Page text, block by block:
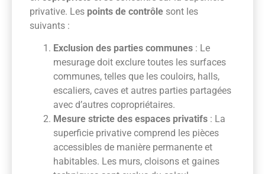
privative. Les points de contrôle sont les
suivants :
Exclusion des parties communes : Le
mesurage doit exclure toutes les surfaces
communes, telles que les couloirs, halls,
escaliers, caves et autres parties partagées
avec d’autres copropriétaires.
Mesure stricte des espaces privatifs : La
superficie privative comprend les pièces
accessibles de manière permanente et
habitables. Les murs, cloisons et gaines